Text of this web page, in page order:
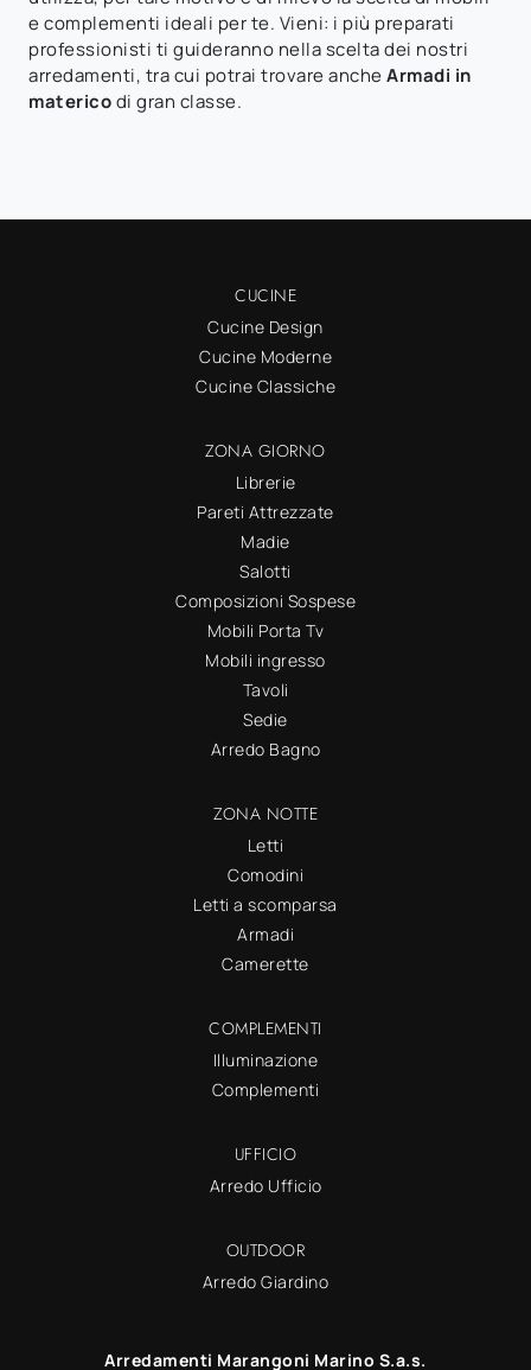
e complementi ideali per te. Vieni: i più preparati
professionisti ti guideranno nella scelta dei nostri
arredamenti, tra cui potrai trovare ancheArmadi in
matericodi gran classe.
CUCINE
Cucine Design
Cucine Moderne
Cucine Classiche
ZONA GIORNO
Librerie
Pareti Attrezzate
Madie
Salotti
Composizioni Sospese
Mobili Porta Tv
Mobili ingresso
Tavoli
Sedie
Arredo Bagno
ZONA NOTTE
Letti
Comodini
Letti a scomparsa
Armadi
Camerette
COMPLEMENTI
Illuminazione
Complementi
UFFICIO
Arredo Ufficio
OUTDOOR
Arredo Giardino
Arredamenti Marangoni Marino S.a.s.